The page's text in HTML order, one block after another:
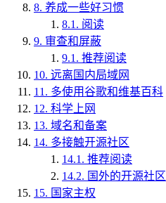
8. 养成一些好习惯
8.1. 阅读
9. 审查和屏蔽
9.1. 推荐阅读
10. 远离国内局域网
11. 多使用谷歌和维基百科
12. 科学上网
13. 域名和备案
14. 多接触开源社区
14.1. 推荐阅读
14.2. 国外的开源社区
15. 国家主权